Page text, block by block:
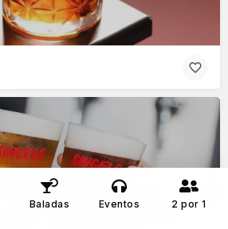
Baladas Eventos 2 por 1